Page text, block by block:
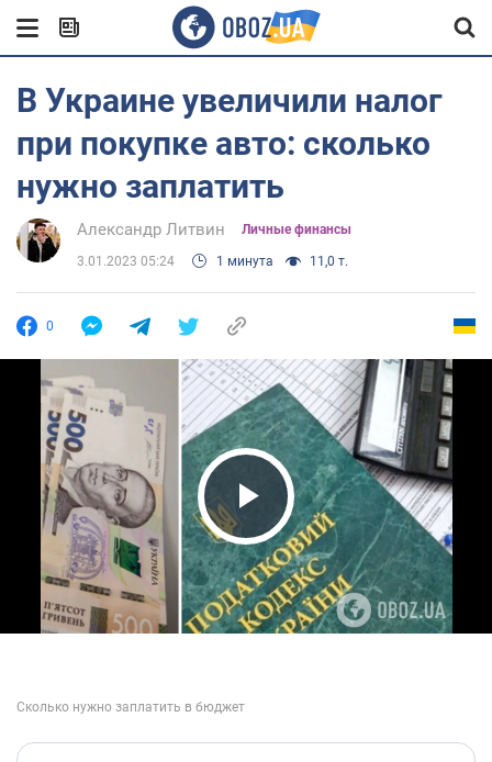
В Украине увеличили налог
при покупке авто: сколько
нужно заплатить
Александр Литвин Личные финансы
3.01.2023 05:24 1 минута 11,0 т.
0
Play Video